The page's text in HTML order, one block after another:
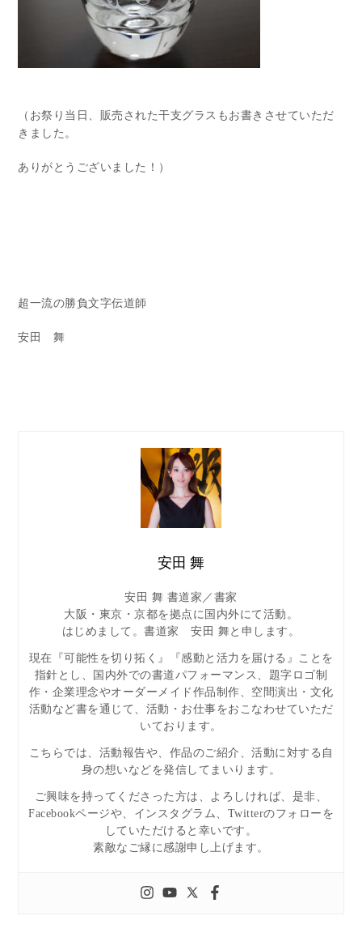
（お祭り当日、販売された干支グラスもお書きさせていただ
きました。
ありがとうございました！）
超一流の勝負文字伝道師
安田 舞
安田 舞
安田 舞 書道家／書家
大阪・東京・京都を拠点に国内外にて活動。
はじめまして。書道家 安田 舞と申します。
現在『可能性を切り拓く』『感動と活力を届ける』ことを
指針とし、国内外での書道パフォーマンス、題字ロゴ制
作・企業理念やオーダーメイド作品制作、空間演出・文化
活動など書を通じて、活動・お仕事をおこなわせていただ
いております。
こちらでは、活動報告や、作品のご紹介、活動に対する自
身の想いなどを発信してまいります。
ご興味を持ってくださった方は、よろしければ、是非、
Facebookページや、インスタグラム、Twitterのフォローを
していただけると幸いです。
素敵なご縁に感謝申し上げます。